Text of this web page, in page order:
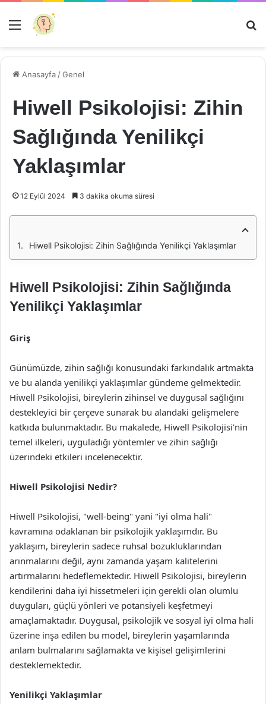
Menü
Anasayfa /Genel
Hiwell Psikolojisi: Zihin
Sağlığında Yenilikçi
Yaklaşımlar
12 Eylül 2024 3 dakika okuma süresi
Hiwell Psikolojisi: Zihin Sağlığında Yenilikçi Yaklaşımlar
Hiwell Psikolojisi: Zihin Sağlığında
Yenilikçi Yaklaşımlar
Giriş
Günümüzde, zihin sağlığı konusundaki farkındalık artmakta
ve bu alanda yenilikçi yaklaşımlar gündeme gelmektedir.
Hiwell Psikolojisi, bireylerin zihinsel ve duygusal sağlığını
destekleyici bir çerçeve sunarak bu alandaki gelişmelere
katkıda bulunmaktadır. Bu makalede, Hiwell Psikolojisi’nin
temel ilkeleri, uyguladığı yöntemler ve zihin sağlığı
üzerindeki etkileri incelenecektir.
Hiwell Psikolojisi Nedir?
Hiwell Psikolojisi, "well-being" yani "iyi olma hali"
kavramına odaklanan bir psikolojik yaklaşımdır. Bu
yaklaşım, bireylerin sadece ruhsal bozukluklarından
arınmalarını değil, aynı zamanda yaşam kalitelerini
artırmalarını hedeflemektedir. Hiwell Psikolojisi, bireylerin
kendilerini daha iyi hissetmeleri için gerekli olan olumlu
duyguları, güçlü yönleri ve potansiyeli keşfetmeyi
amaçlamaktadır. Duygusal, psikolojik ve sosyal iyi olma hali
üzerine inşa edilen bu model, bireylerin yaşamlarında
anlam bulmalarını sağlamakta ve kişisel gelişimlerini
desteklemektedir.
Yenilikçi Yaklaşımlar